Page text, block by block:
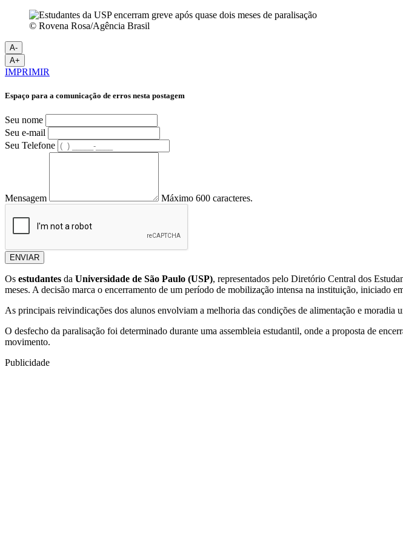
© Rovena Rosa/Agência Brasil
A-
A+
IMPRIMIR
Espaço para a comunicação de erros nesta postagem
Seu nome
Seu e-mail
Seu Telefone
Mensagem Máximo 600 caracteres.
ENVIAR
Os estudantes da Universidade de São Paulo (USP), representados pelo Diretório Central dos
meses. A decisão marca o encerramento de um período de mobilização intensa na instituição, iniciado
As principais reivindicações dos alunos envolviam a melhoria das condições de alimentação e moradia
O desfecho da paralisação foi determinado durante uma assembleia estudantil, onde a proposta de
movimento.
Publicidade